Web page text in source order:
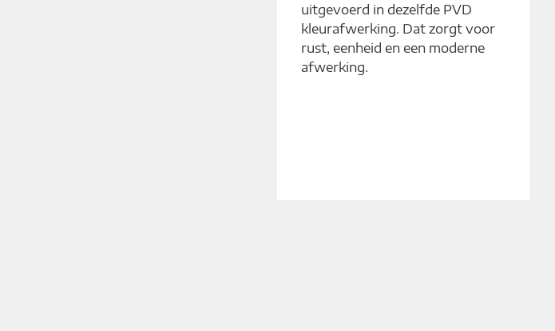
uitgevoerd in dezelfde PVD
kleurafwerking. Dat zorgt voor
rust, eenheid en een moderne
afwerking.